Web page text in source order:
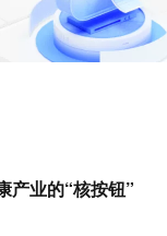
产业的“核按钮”